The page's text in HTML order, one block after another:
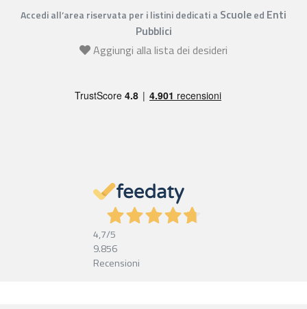
Accedi all’area riservata per i listini dedicati a Scuoleed Enti
Pubblici
Aggiungi alla lista dei desideri
4,7/5
9.856
Recensioni